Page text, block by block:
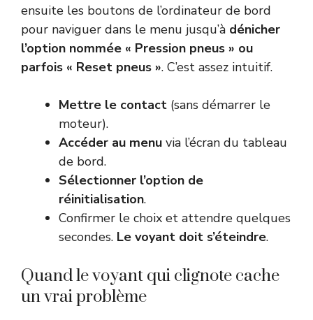
ensuite les boutons de l’ordinateur de bord
pour naviguer dans le menu jusqu’à dénicher
l’option nommée « Pression pneus » ou
parfois « Reset pneus ». C’est assez intuitif.
Mettre le contact (sans démarrer le
moteur).
Accéder au menu via l’écran du tableau
de bord.
Sélectionner l’option de
réinitialisation.
Confirmer le choix et attendre quelques
secondes. Le voyant doit s’éteindre.
Quand le voyant qui clignote cache
un vrai problème